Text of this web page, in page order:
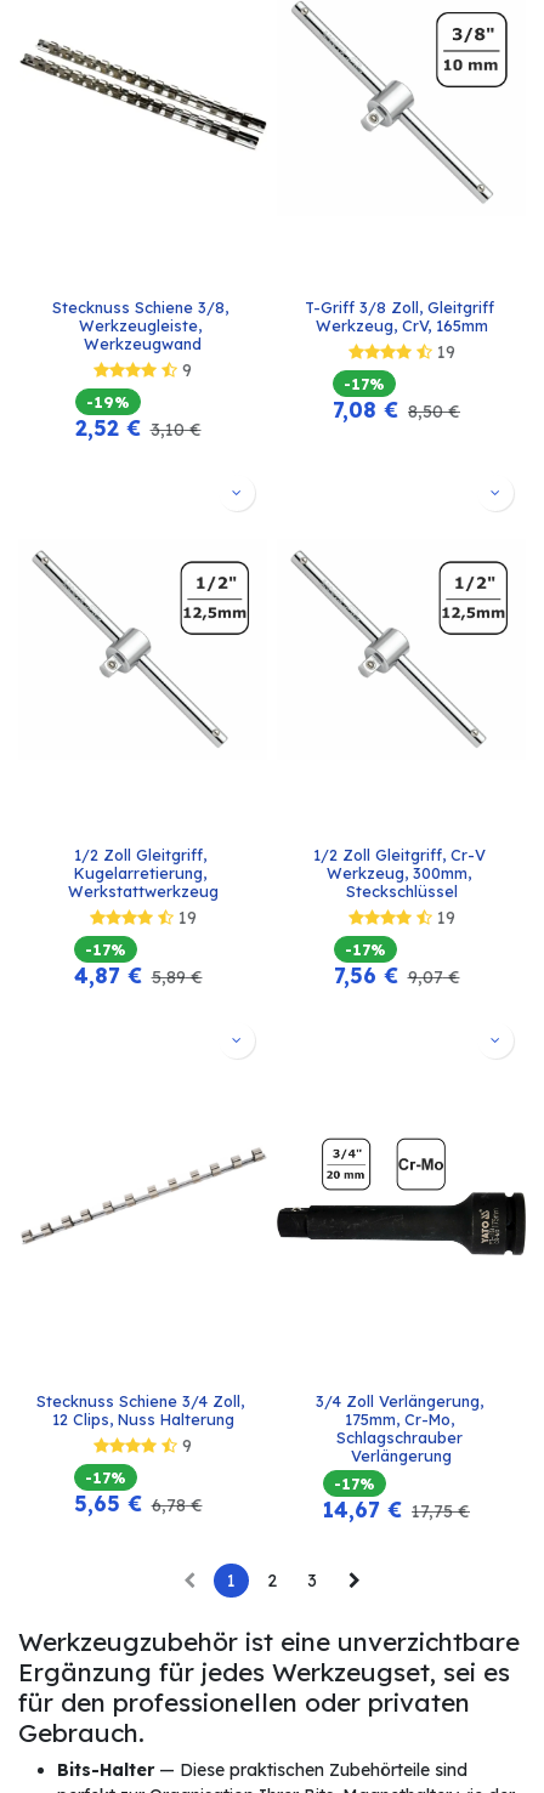
Stecknuss Schiene 3/8,
Werkzeugleiste,
Werkzeugwand
9
-19%
2,52€ 3,10€
T-Griff 3/8 Zoll, Gleitgriff
Werkzeug, CrV, 165mm
19
-17%
7,08 € 8,50€
1/2 Zoll Gleitgriff,
Kugelarretierung,
Werkstattwerkzeug
19
-17%
4,87€ 5,89€
1/2 Zoll Gleitgriff, Cr-V
Werkzeug, 300mm,
Steckschlüssel
19
-17%
7,56 € 9,07€
Stecknuss Schiene 3/4 Zoll,
12 Clips, Nuss Halterung
9
-17%
5,65 € 6,78€
3/4 Zoll Verlängerung,
175mm, Cr-Mo,
Schlagschrauber
Verlängerung
-17%
14,67 € 17,75€
1 2 3
Werkzeugzubehör ist eine unverzichtbare
Ergänzung für jedes Werkzeugset, sei es
für den professionellen oder privaten
Gebrauch.
Bits-Halter— Diese praktischen Zubehörteile sind